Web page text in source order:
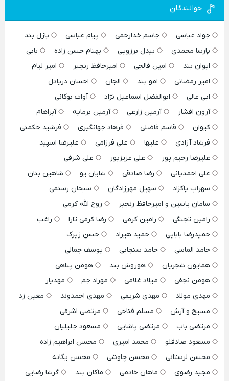
خوانندگان
جواد عباسی جاسم خدارحمی پیام عباسی
پازل بند
پارسا محمدی
بیدل برزویی بهنام حسن زاده
بابی
ایوان بند
امین فالجی امیرحافظ رنجبر
امیر لیام
امیر رمضانی
امو بند الجان
احسان دریادل
ابی عالی
ابوالفضل اسماعیل نژاد
آوات بوکانی
آرون افشار
آرمین زارعی آرمین برمایه
آبراهام
کیوان
قاسم فاضلی فرهاد جهانگیری
فرشید حکمتی
فرشاد آزادی
علیها علی فرزامی
علیرضا اسپید
علیرضا رحیم پور
علی عزیزپور
علی شرفی
علی احمدیانی
رضا صادقی شایان یو
شاهین بنان
سهراب پاکزاد
سهیل مهرزادگان
سبحان رستمی
سامان یاسین و امیرحافظ رنجبر
روح الله کرمی
رامین تجنگی
رامین کرمی رضا کرمی تارا
راغب
حمیدرضا بابایی
حمید هیراد
حسن زیرک
حامد الماسی
حامد سنجابی
یوسف جمالی
همایون شجریان
هوروش بند
هومن پناهی
هومن نجفی
میلاد غلامی مهراد جم
مهدیار
مهدی مولاد
مهدی شریفی مهدی احمدوند
معین زد
مسیح و آرش
مسلم فتاحی
مرتضی اشرفی
مرتضی باب
مرتضی پاشایی
مسعود جلیلیان
مسعود صادقلو
محمد امیری
محسن ابراهیم زاده
محسن لرستانی
محسن چاوشی
محسن یگانه
مجید رضوی
ماهان خادمی ماکان بند گرشا رضایی